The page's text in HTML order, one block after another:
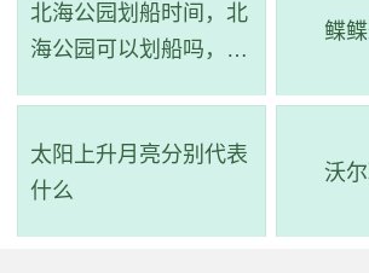
州南站）->步行 -> 到达。
经过4站到奥林匹克中心西门(地铁黄村站)
北海公园划船时间，北
海公园可以划船吗，北
鲽
太阳上升月亮分别代表
什么
沃